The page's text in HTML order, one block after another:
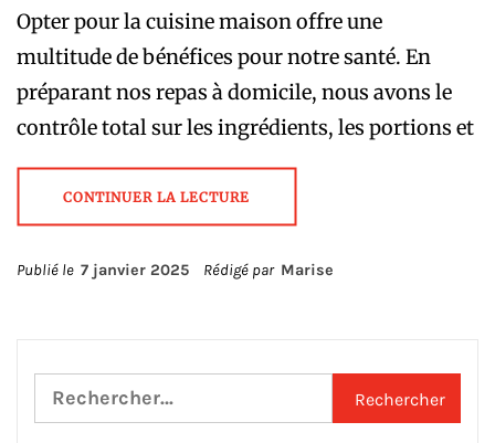
Opter pour la cuisine maison offre une
multitude de bénéfices pour notre santé. En
préparant nos repas à domicile, nous avons le
contrôle total sur les ingrédients, les portions et
CONTINUER LA LECTURE
Publié le 7 janvier 2025 Rédigé par Marise
Rechercher :